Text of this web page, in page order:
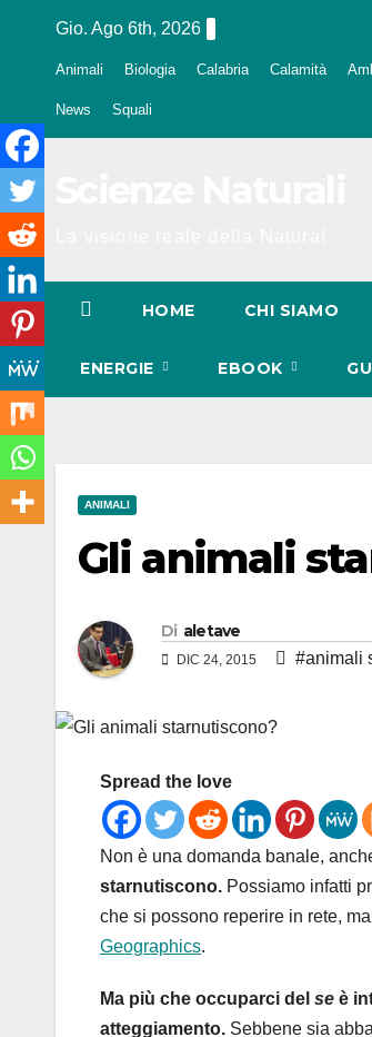
Gio. Ago 6th, 2026
Animali Biologia Calabria Calamità
News Squali
HOME CHI SIAMO
ENERGIE EBOOK
ANIMALI
Gli animali
Di aletave
DIC 24, 2015 #animali
Spread the love
Non è una domanda banale,
starnutiscono. Possiamo infatti
che si possono reperire in rete,
Geographics.
Ma più che occuparci del se è
atteggiamento. Sebbene sia